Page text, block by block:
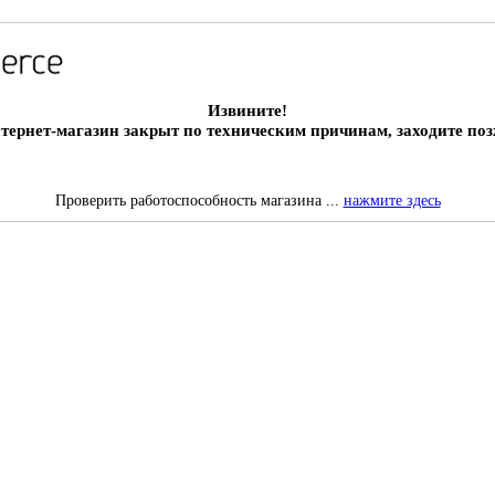
Извините!
магазин закрыт по техническим причинам, заходите
Проверить работоспособность магазина ... нажмите здесь